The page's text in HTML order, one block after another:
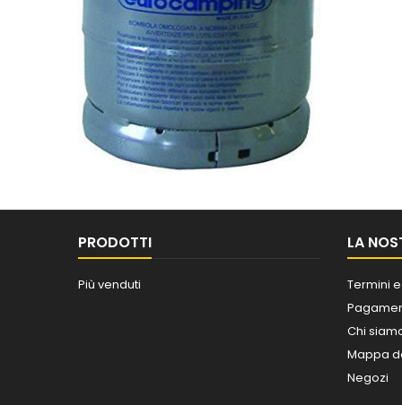
PRODOTTI
Più venduti
LA
Termini
Chi
Mappa
Negozi